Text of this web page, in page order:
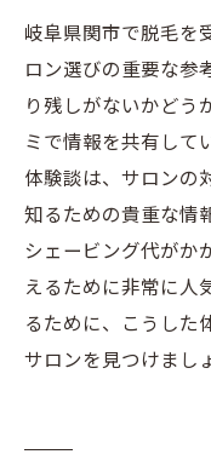
岐阜県関市で脱毛を
ロン選びの重要な参
り残しがないかどう
ミで情報を共有して
体験談は、サロンの
知るための貴重な情
シェービング代がか
えるために非常に人
るために、こうした
サロンを見つけまし